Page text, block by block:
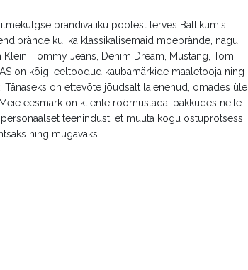
brändivaliku poolest terves Baltikumis,
kui ka klassikalisemaid moebrände, nagu
Tommy Jeans, Denim Dream, Mustang, Tom
on kõigi eeltoodud kaubamärkide maaletooja ning
on ettevõte jõudsalt laienenud, omades üle
eesmärk on kliente rõõmustada, pakkudes neile
teenindust, et muuta kogu ostuprotsess
ning mugavaks.